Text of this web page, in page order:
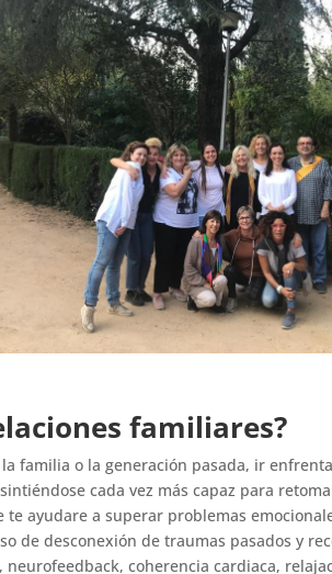
familiares?
familia o la generación pasada, ir
cada vez más capaz para
ayudare a superar problemas
de desconexión de traumas pasados y
coherencia cardiaca,